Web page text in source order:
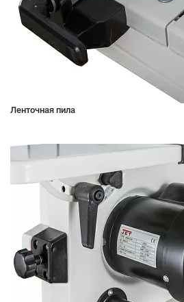
Ленточная пила